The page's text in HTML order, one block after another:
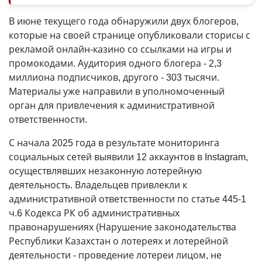
В июне текущего года обнаружили двух блогеров,
которые на своей странице опубликовали сторисы с
рекламой онлайн-казино со ссылками на игры и
промокодами. Аудитория одного блогера - 2,3
миллиона подписчиков, другого - 303 тысячи.
Материалы уже направили в уполномоченный
орган для привлечения к административной
ответственности.
С начала 2025 года в результате мониторинга
социальных сетей выявили 12 аккаунтов в Instagram,
осуществлявших незаконную лотерейную
деятельность. Владельцев привлекли к
административной ответственности по статье 445-1
ч.6 Кодекса РК об административных
правонарушениях (Нарушение законодательства
Республики Казахстан о лотереях и лотерейной
деятельности - проведение лотереи лицом, не